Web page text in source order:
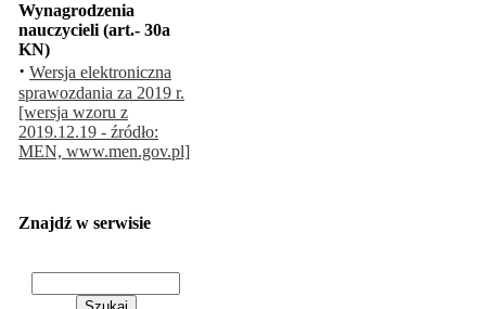
Wynagrodzenia
nauczycieli (art.- 30a
KN)
· Wersja elektroniczna
sprawozdania za 2019 r.
[wersja wzoru z
2019.12.19 - źródło:
MEN, www.men.gov.pl]
Znajdź w serwisie